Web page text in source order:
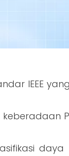
IEEE